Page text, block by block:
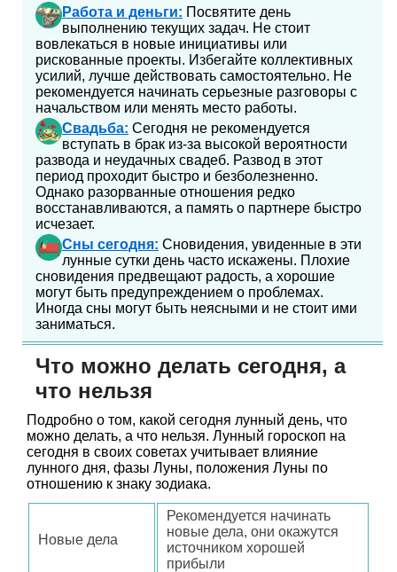
Работа и деньги: Посвятите день
выполнению текущих задач. Не стоит
вовлекаться в новые инициативы или
рискованные проекты. Избегайте коллективных
усилий, лучше действовать самостоятельно. Не
рекомендуется начинать серьезные разговоры с
начальством или менять место работы.
Свадьба: Сегодня не рекомендуется
вступать в брак из-за высокой вероятности
развода и неудачных свадеб. Развод в этот
период проходит быстро и безболезненно.
Однако разорванные отношения редко
восстанавливаются, а память о партнере быстро
исчезает.
Сны сегодня: Сновидения, увиденные в эти
лунные сутки день часто искажены. Плохие
сновидения предвещают радость, а хорошие
могут быть предупреждением о проблемах.
Иногда сны могут быть неясными и не стоит ими
заниматься.
Что можно делать сегодня, а
что нельзя
Подробно о том, какой сегодня лунный день, что
можно делать, а что нельзя. Лунный гороскоп на
сегодня в своих советах учитывает влияние
лунного дня, фазы Луны, положения Луны по
отношению к знаку зодиака.
Новые дела
Рекомендуется начинать
новые дела, они окажутся
источником хорошей
прибыли